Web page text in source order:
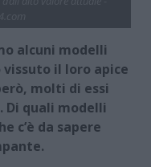
alcuni modelli
il loro apice
molti di essi
Di quali modelli
c’è da sapere